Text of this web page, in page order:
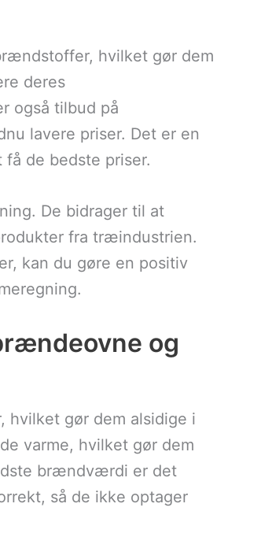
hvilket gør dem
deres
også tilbud på
lavere priser. Det er en
de bedste priser.
De bidrager til at
fra træindustrien.
kan du gøre en positiv
og
gør dem alsidige i
varme, hvilket gør dem
brændværdi er det
så de ikke optager